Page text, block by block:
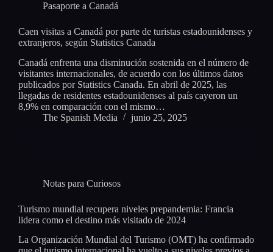
Pasaporte a Canadá
Caen visitas a Canadá por parte de turistas estadounidenses y
extranjeros, según Statistics Canada
Canadá enfrenta una disminución sostenida en el número de
visitantes internacionales, de acuerdo con los últimos datos
publicados por Statistics Canada. En abril de 2025, las
llegadas de residentes estadounidenses al país cayeron un
8,9% en comparación con el mismo…
The Spanish Media
junio 25, 2025
Notas para Curiosos
Turismo mundial recupera niveles prepandemia: Francia
lidera como el destino más visitado de 2024
La Organización Mundial del Turismo (OMT) ha confirmado